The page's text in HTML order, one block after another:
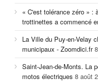
« C'est tolérance zéro » :
trottinettes a commencé
La Ville du Puy-en-Velay
municipaux - Zoomdici.fr
Saint-Jean-de-Monts. La
motos électriques 8 août